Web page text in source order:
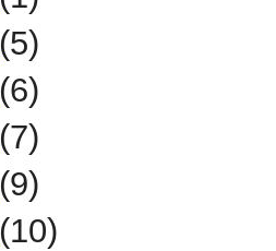
(5)
(6)
(7)
(9)
(10)